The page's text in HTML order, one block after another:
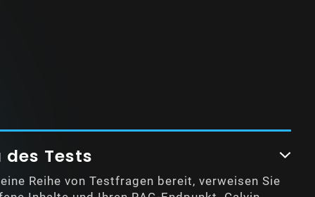
Tests
Reihe von Testfragen bereit, verweisen Sie